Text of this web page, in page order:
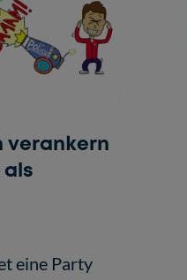
verankern
als
eine Party